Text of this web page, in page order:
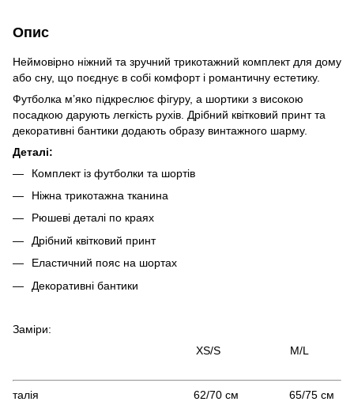
Опис
Неймовірно ніжний та зручний трикотажний комплект для дому
або сну, що поєднує в собі комфорт і романтичну естетику.
Футболка м’яко підкреслює фігуру, а шортики з високою
посадкою дарують легкість рухів. Дрібний квітковий принт та
декоративні бантики додають образу винтажного шарму.
Деталі:
Комплект із футболки та шортів
Ніжна трикотажна тканина
Рюшеві деталі по краях
Дрібний квітковий принт
Еластичний пояс на шортах
Декоративні бантики
Заміри:
XS/S M/L
талія 62/70 см 65/75 см